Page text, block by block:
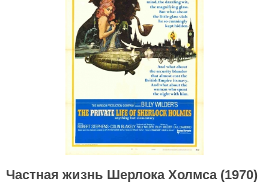
Частная жизнь Шерлока Холмса (1970)